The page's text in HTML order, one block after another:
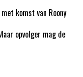
komst van Roony
opvolger mag de